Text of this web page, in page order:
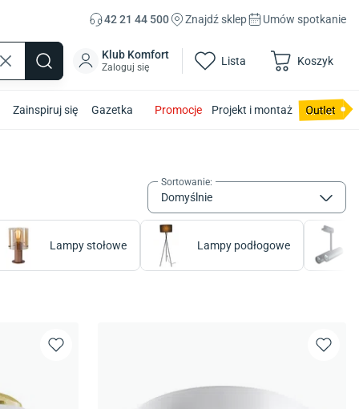
42 21 44 500 Znajdź sklep Umów spotkanie
Klub Komfort
Zaloguj się Lista Koszyk
Zainspiruj się Gazetka Promocje Projekt i montaż
Sortowanie:
Domyślnie
Lampy stołowe Lampy podłogowe